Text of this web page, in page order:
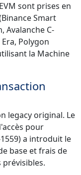
sont prises en
Smart
Avalanche C-
Polygon
la Machine
legacy original. Le
pour
a introduit le
base et frais de